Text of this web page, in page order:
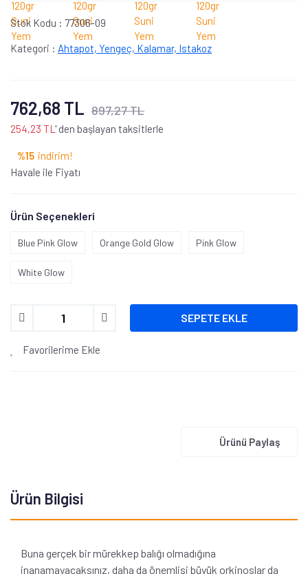
Stok Kodu : 77306-09
Kategori : Ahtapot, Yengeç, Kalamar, Istakoz
762,68 TL 897,27 TL
254,23 TL ' den başlayan taksitlerle
%15 indirim!
Havale ile Fiyatı
Ürün Seçenekleri
Blue Pink Glow Orange Gold Glow Pink Glow
White Glow
SEPETE EKLE
Favorilerime Ekle
Ürünü Paylaş
Ürün Bilgisi
Buna gerçek bir mürekkep balığı olmadığına
inanamayacaksınız, daha da önemlisi büyük orkinoslar da